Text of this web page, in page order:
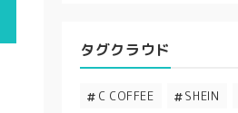
タグクラウド
C COFFEE SHEIN